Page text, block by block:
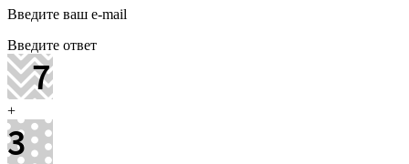
Введите ваш e-mail
Введите ответ
+